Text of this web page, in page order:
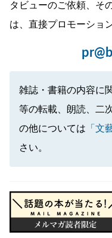
タビューのご依頼、そ
は、直接プロモーショ
雑誌・書籍の内容に
等の転載、朗読、二
の他については 「文
さい。